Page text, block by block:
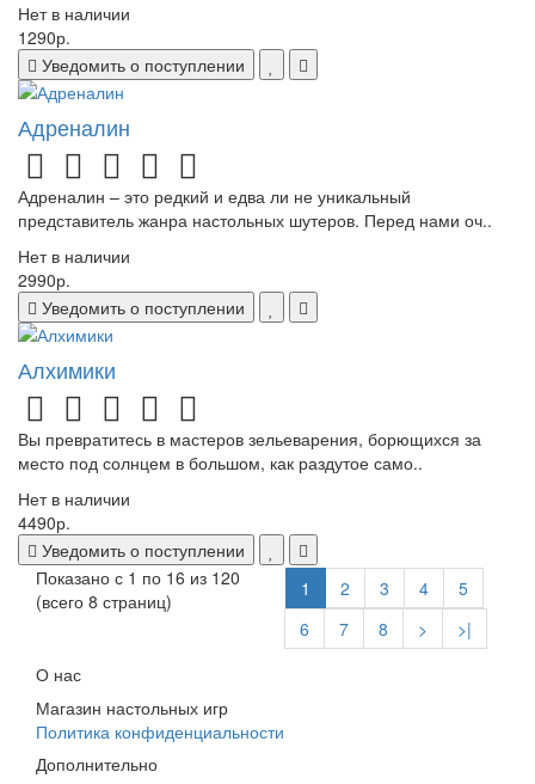
Нет в наличии
1290р.
Уведомить о поступлении
Адреналин
Адреналин – это редкий и едва ли не уникальный
представитель жанра настольных шутеров. Перед нами оч..
Нет в наличии
2990р.
Уведомить о поступлении
Алхимики
Вы превратитесь в мастеров зельеварения, борющихся за
место под солнцем в большом, как раздутое само..
Нет в наличии
4490р.
Уведомить о поступлении
Показано с 1 по 16 из 120
(всего 8 страниц)
1 2 3 4
5
6
7 8 >
>|
О нас
Магазин настольных игр
Политика конфиденциальности
Дополнительно